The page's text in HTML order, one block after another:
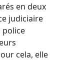
en deux
judiciaire
police
cela, elle